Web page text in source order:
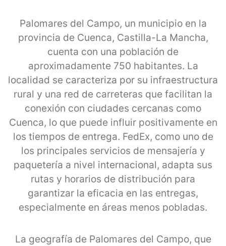
Palomares del Campo, un municipio en la
provincia de Cuenca, Castilla-La Mancha,
cuenta con una población de
aproximadamente 750 habitantes. La
localidad se caracteriza por su infraestructura
rural y una red de carreteras que facilitan la
conexión con ciudades cercanas como
Cuenca, lo que puede influir positivamente en
los tiempos de entrega. FedEx, como uno de
los principales servicios de mensajería y
paquetería a nivel internacional, adapta sus
rutas y horarios de distribución para
garantizar la eficacia en las entregas,
especialmente en áreas menos pobladas.
La geografía de Palomares del Campo, que